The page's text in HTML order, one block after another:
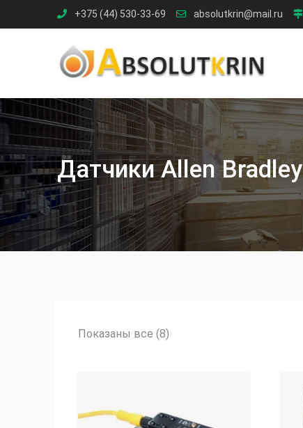
to
+375 (44) 530-33-69 absolutkrin@mail.ru
Датчики Allen Bradley
Показаны все (8)